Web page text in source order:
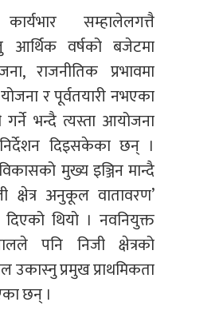
कार्यभार सम्हालेलगत्तै
वर्षको बजेटमा
राजनीतिक प्रभावमा
र पूर्वतयारी नभएका
भन्दै त्यस्ता आयोजना
दिइसकेका छन् ।
मुख्य इञ्जिन मान्दै
क्षेत्र अनुकूल वातावरण’
दिएको थियो । नवनियुक्त
पनि निजी क्षेत्रको
प्रमुख प्राथमिकता
छन् ।